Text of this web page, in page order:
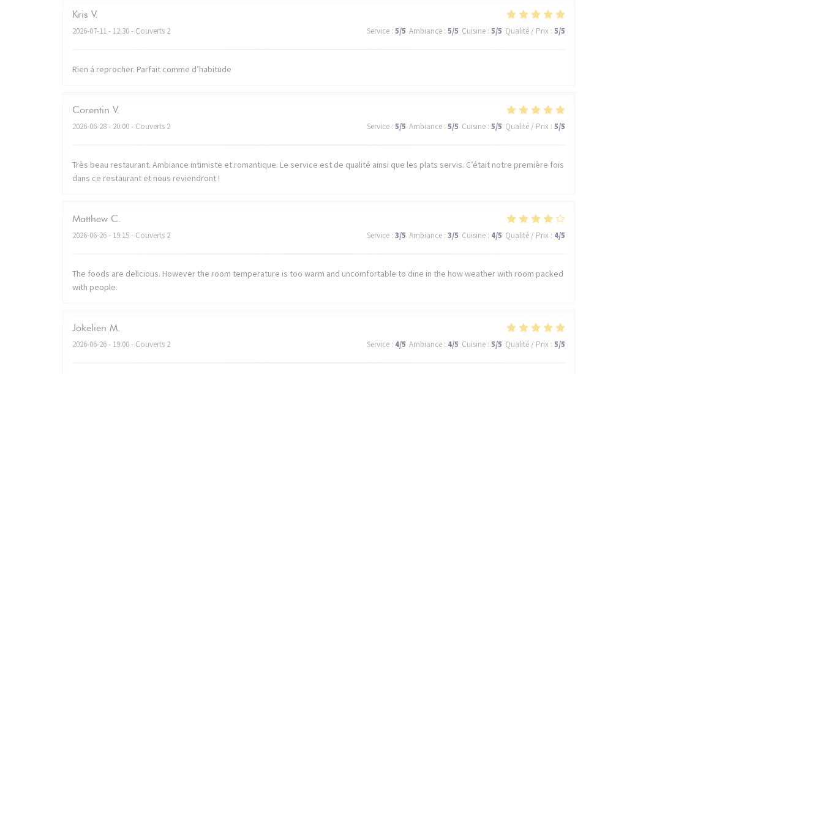
Kris V
2026-07-11- 12:30 - Couverts 2 Service : 5/5 Ambiance : 5/5 Cuisine : 5/5 Qualité / Prix : 5/5
Rien á reprocher. Parfait comme d’habitude
Corentin V
2026-06-28- 20:00 - Couverts 2 Service : 5/5 Ambiance : 5/5 Cuisine : 5/5 Qualité / Prix : 5/5
Très beau restaurant. Ambiance intimiste et romantique. Le service est de qualité ainsi que les plats servis. C’était notre première fois
dans ce restaurant et nous reviendront !
Matthew C
2026-06-26- 19:15 - Couverts 2 Service : 3/5 Ambiance : 3/5 Cuisine : 4/5 Qualité / Prix : 4/5
The foods are delicious. However the room temperature is too warm and uncomfortable to dine in the how weather with room packed
with people.
Jokelien M
2026-06-26- 19:00 - Couverts 2 Service : 4/5 Ambiance : 4/5 Cuisine : 5/5 Qualité / Prix : 5/5